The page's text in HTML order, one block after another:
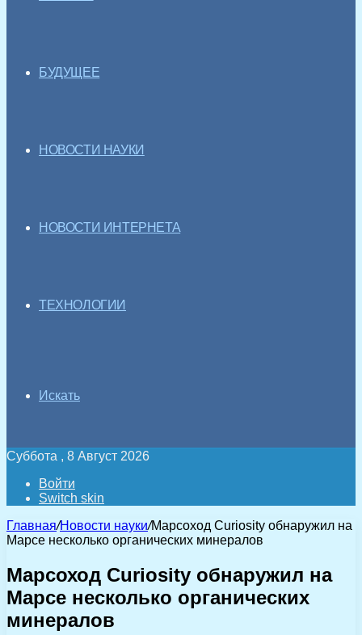
БУДУЩЕЕ
НОВОСТИ НАУКИ
НОВОСТИ ИНТЕРНЕТА
ТЕХНОЛОГИИ
Искать
Суббота , 8 Август 2026
Войти
Switch skin
Главная/Новости науки/Марсоход Curiosity обнаружил на
Марсе несколько органических минералов
Марсоход Curiosity обнаружил на
Марсе несколько органических
минералов